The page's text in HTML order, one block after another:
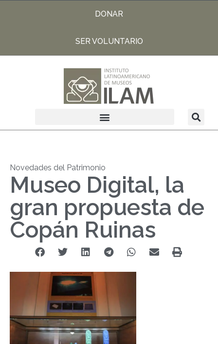
DONAR
SER VOLUNTARIO
Novedades del Patrimonio
Museo Digital, la
gran propuesta de
Copán Ruinas